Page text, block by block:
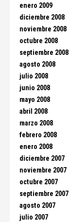
enero 2009
diciembre 2008
noviembre 2008
octubre 2008
septiembre 2008
agosto 2008
julio 2008
junio 2008
mayo 2008
abril 2008
marzo 2008
febrero 2008
enero 2008
diciembre 2007
noviembre 2007
octubre 2007
septiembre 2007
agosto 2007
julio 2007